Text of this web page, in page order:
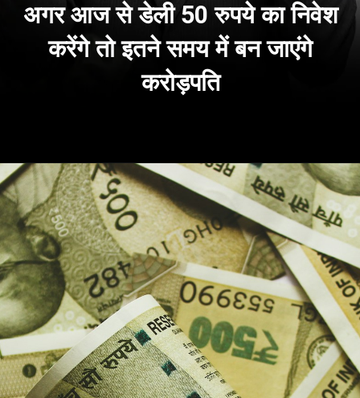
अगर आज से डेली 50 रुपये का निवेश
करेंगे तो इतने समय में बन जाएंगे
करोड़पति